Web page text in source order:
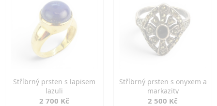
Stříbrný prsten s lapisem
lazuli
2 700 Kč
Stříbrný prsten s onyxem a
markazity
2 500 Kč